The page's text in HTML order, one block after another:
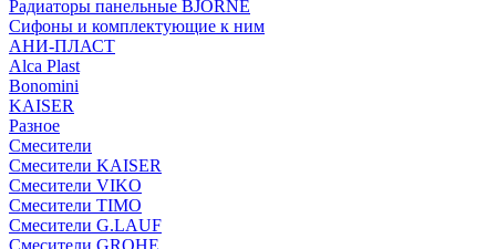
Радиаторы панельные BJORNE
Сифоны и комплектующие к ним
АНИ-ПЛАСТ
Alca Plast
Bonomini
KAISER
Разное
Смесители
Смесители KAISER
Смесители VIKO
Смесители TIMO
Смесители G.LAUF